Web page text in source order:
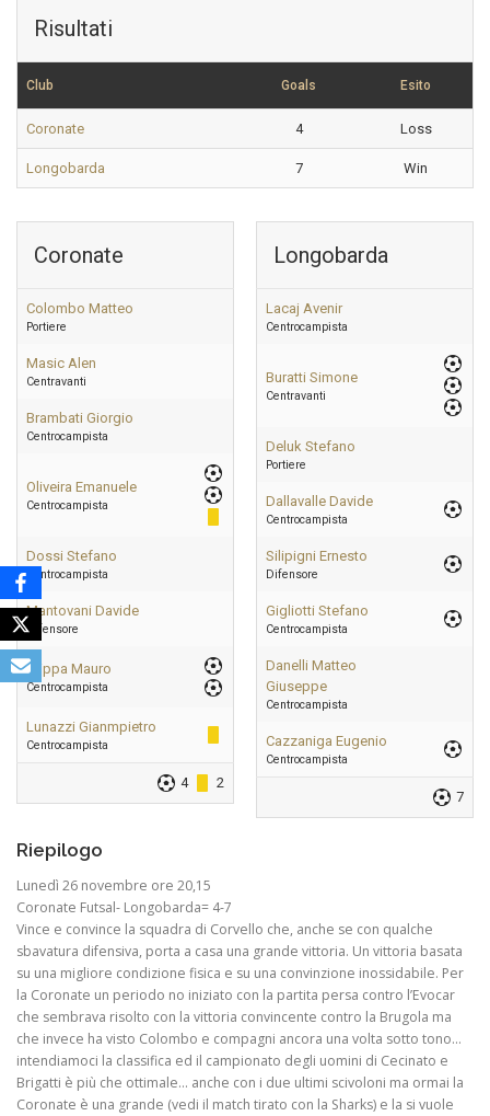
Risultati
Club Goals Esito
Coronate 4 Loss
Longobarda 7 Win
Coronate
Colombo Matteo
Portiere
Masic Alen
Centravanti
Brambati Giorgio
Centrocampista
Oliveira Emanuele
Centrocampista
Dossi Stefano
Centrocampista
Mantovani Davide
Difensore
Crippa Mauro
Centrocampista
Lunazzi Gianmpietro
Centrocampista
4 2
Longobarda
Lacaj Avenir
Centrocampista
Buratti Simone
Centravanti
Deluk Stefano
Portiere
Dallavalle Davide
Centrocampista
Silipigni Ernesto
Difensore
Gigliotti Stefano
Centrocampista
Danelli Matteo
Giuseppe
Centrocampista
Cazzaniga Eugenio
Centrocampista
7
Riepilogo
Lunedì 26 novembre ore 20,15
Coronate Futsal- Longobarda= 4-7
Vince e convince la squadra di Corvello che, anche se con qualche
sbavatura difensiva, porta a casa una grande vittoria. Un vittoria basata
su una migliore condizione fisica e su una convinzione inossidabile. Per
la Coronate un periodo no iniziato con la partita persa contro l’Evocar
che sembrava risolto con la vittoria convincente contro la Brugola ma
che invece ha visto Colombo e compagni ancora una volta sotto tono…
intendiamoci la classifica ed il campionato degli uomini di Cecinato e
Brigatti è più che ottimale… anche con i due ultimi scivoloni ma ormai la
Coronate è una grande (vedi il match tirato con la Sharks) e la si vuole